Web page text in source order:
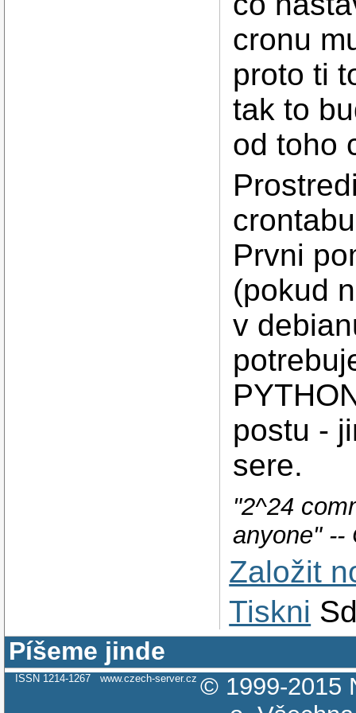
cronu
proto ti
tak to
od toho
Prvni
(pokud
v
postu -
sere.
"2^24
anyone" --
Založit
Tiskni
Píšeme jinde
ISSN 1214-1267 www.czech-server.cz © 1999-2015